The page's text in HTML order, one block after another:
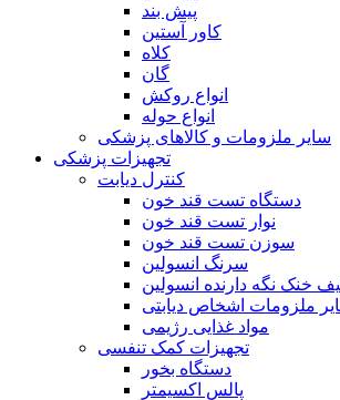
پیش بند
کاور آستین
کلاه
گان
انواع روکش
انواع حوله
سایر ملزومات و کالاهای پزشکی
تجهیزات پزشکی
کنترل دیابت
دستگاه تست قند خون
نوار تست قند خون
سوزن تست قند خون
سرنگ انسولین
خنک نگه دارنده انسولین
ملزومات اشخاص دیابتی
مواد غذایی رژیمی
تجهیزات کمک تنفسی
دستگاه بخور
پالس اکسیمتر